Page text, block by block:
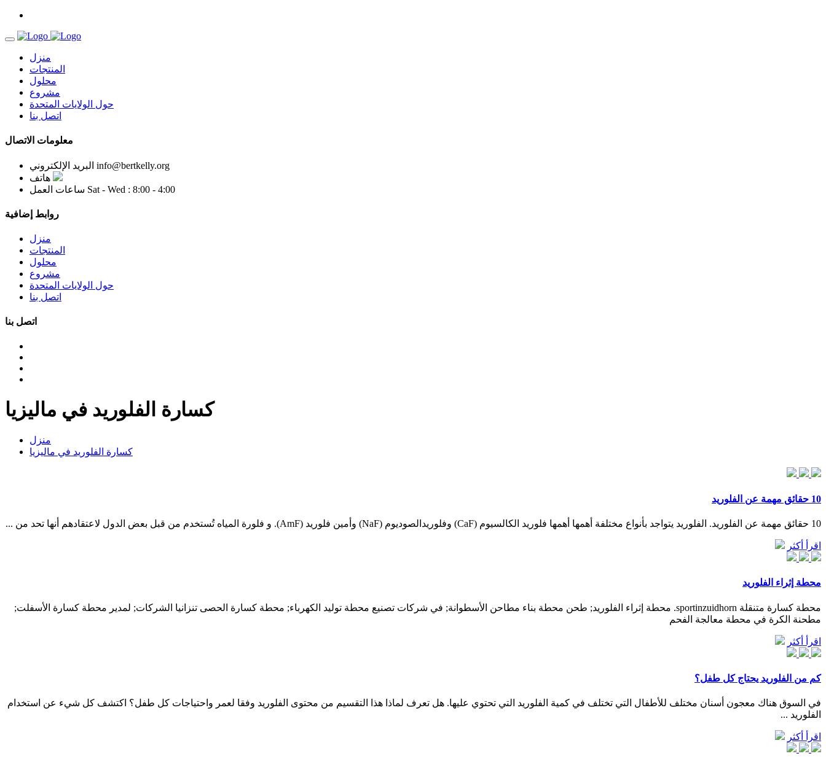
منزل
المنتجات
محلول
مشروع
حول الولايات المتحدة
اتصل بنا
معلومات الاتصال
البريد الإلكتروني info@bertkelly.org
هاتف
ساعات العمل Sat - Wed : 8:00 - 4:00
روابط إضافية
منزل
المنتجات
محلول
مشروع
حول الولايات المتحدة
اتصل بنا
اتصل بنا
كسارة الفلوريد في ماليزيا
منزل
كسارة الفلوريد في ماليزيا
10 حقائق مهمة عن الفلوريد
10 حقائق مهمة عن الفلوريد. الفلوريد يتواجد بأنواع مختلفة أهمها أهمها فلوريد الكالسيوم (CaF) وفلوريدالصوديوم (NaF) وأمين فلوريد (AmF). و فلورة المياه تُستخدم من قبل بعض الدول لاعتقادهم أنها تحد من ...
اقرأ أكثر
محطة إثراء الفلوريد
محطة كسارة متنقلة sportinzuidhorn. محطة إثراء الفلوريد; طحن محطة بناء مطاحن الأسطوانة; في شركات تصنيع محطة توليد الكهرباء; محطة كسارة الحصى تنزانيا الشركات; لمدير محطة كسارة الأسفلت;
مطحنة الكرة في محطة معالجة الفحم
اقرأ أكثر
كم من الفلوريد يحتاج كل طفل؟
في السوق هناك معجون أسنان مختلف للأطفال التي تختلف في كمية الفلوريد التي تحتوي عليها. هل تعرف لماذا هذا التقسيم من محتوى الفلوريد وفقا لعمر واحتياجات كل طفل؟ اكتشف كل شيء عن استخدام
الفلوريد ...
اقرأ أكثر